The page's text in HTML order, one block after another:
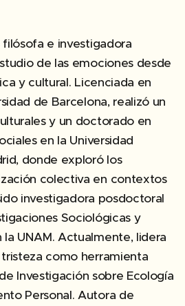
filósofa e investigadora
de las emociones desde
y cultural. Licenciada en
de Barcelona, realizó un
y un doctorado en
en la Universidad
donde exploró los
colectiva en contextos
investigadora posdoctoral
Sociológicas y
UNAM. Actualmente, lidera
como herramienta
Investigación sobre Ecología
Personal. Autora de